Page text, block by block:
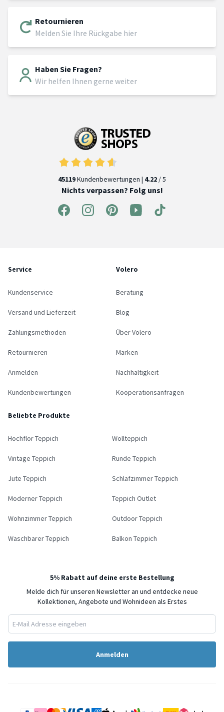
Retournieren
Melden Sie Ihre Rückgabe hier
Haben Sie Fragen?
Wir helfen Ihnen gerne weiter
45119Kundenbewertungen | 4.22 / 5
Nichts verpassen? Folg uns!
Service
Kundenservice
Versand und Lieferzeit
Zahlungsmethoden
Retournieren
Anmelden
Kundenbewertungen
Volero
Beratung
Blog
Über Volero
Marken
Nachhaltigkeit
Kooperationsanfragen
Beliebte Produkte
Hochflor Teppich Wollteppich
Vintage Teppich Runde Teppich
Jute Teppich Schlafzimmer Teppich
Moderner Teppich Teppich Outlet
Wohnzimmer Teppich Outdoor Teppich
Waschbarer Teppich Balkon Teppich
5% Rabatt auf deine erste Bestellung
Melde dich für unseren Newsletter an und entdecke neue
Kollektionen, Angebote und Wohnideen als Erstes
Anmelden